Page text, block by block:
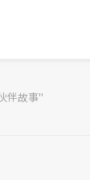
伴故事"